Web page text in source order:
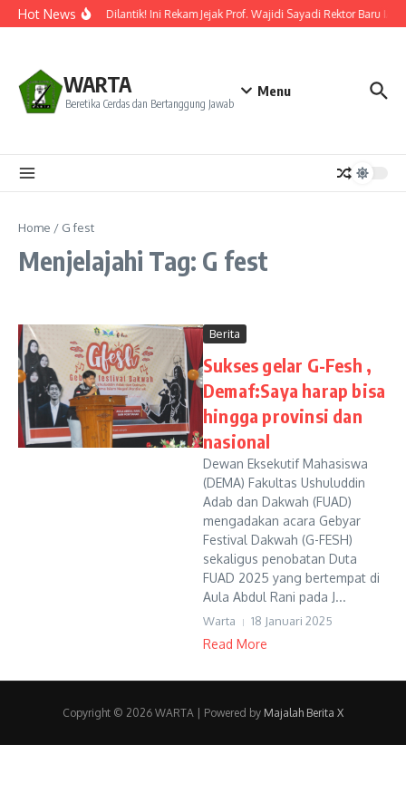
Lewati ke konten
Hot NewsResmi Dilantik! Ini Rekam Jejak Prof. Wajidi Sayadi Rektor Baru
WARTA
Beretika Cerdas dan Bertanggung Jawab
Menu
Home / G fest
Menjelajahi Tag: G fest
Berita
Sukses gelar G-Fesh ,
Demaf:Saya harap bisa
hingga provinsi dan
nasional
Dewan Eksekutif Mahasiswa
(DEMA) Fakultas Ushuluddin
Adab dan Dakwah (FUAD)
mengadakan acara Gebyar
Festival Dakwah (G-FESH)
sekaligus penobatan Duta
FUAD 2025 yang bertempat di
Aula Abdul Rani pada J...
Warta 18 Januari 2025
Read More
Copyright © 2026 WARTA | Powered by Majalah Berita X